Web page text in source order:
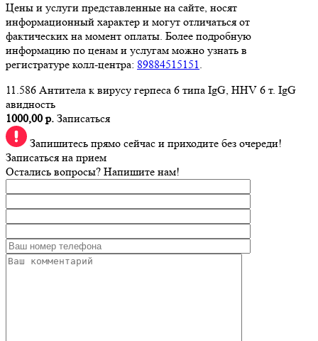
Цены и услуги представленные на сайте, носят
информационный характер и могут отличаться от
фактических на момент оплаты. Более подробную
информацию по ценам и услугам можно узнать в
регистратуре колл-центра: 89884515151.
11.586 Антитела к вирусу герпеса 6 типа IgG, HHV 6 т. IgG
авидность
1000,00 р. Записаться
Запишитесь прямо сейчас и приходите без очереди!
Записаться на прием
Остались вопросы? Напишите нам!